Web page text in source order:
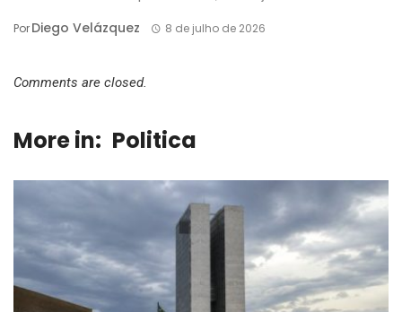
PorDiego Velázquez 8 de julho de 2026
Comments are closed.
More in: Politica